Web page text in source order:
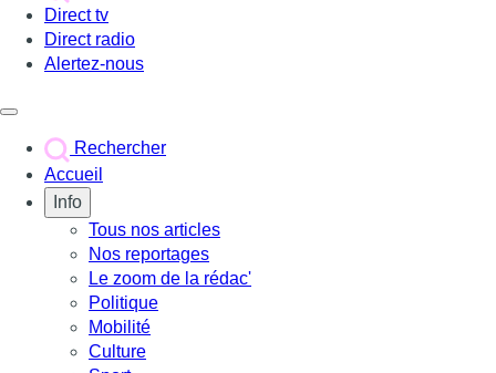
Direct tv
Direct radio
Alertez-nous
Rechercher
Accueil
Info
Tous nos articles
Nos reportages
Le zoom de la rédac'
Politique
Mobilité
Culture